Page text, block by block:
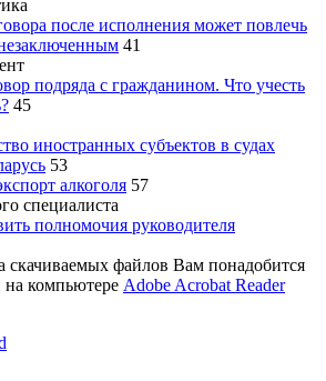
после исполнения может повлечь
41
подряда с гражданином. Что учесть
45
иностранных субъектов в судах
53
алкоголя 57
специалиста
полномочия руководителя
скачиваемых файлов Вам понадобится
компьютере Adobe Acrobat Reader